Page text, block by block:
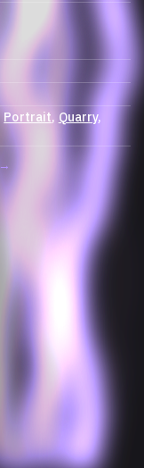
Portrait Quarry
→